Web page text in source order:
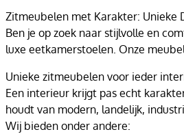
Zitmeubelen met Karakter: Unieke
Ben je op zoek naar stijlvolle en
luxe eetkamerstoelen. Onze
Unieke zitmeubelen voor ieder
Een interieur krijgt pas echt
houdt van modern, landelijk,
Wij bieden onder andere: